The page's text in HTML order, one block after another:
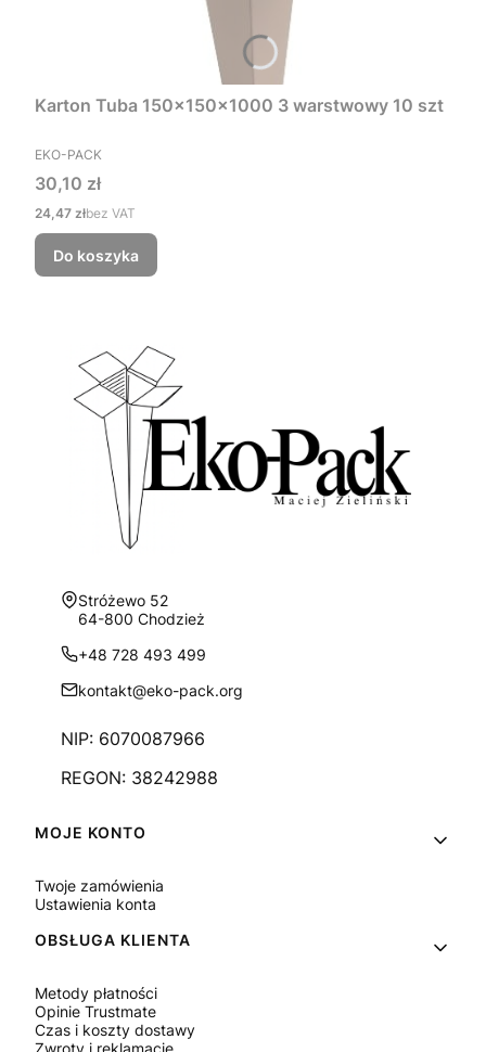
Karton Tuba 150x150x1000 3 warstwowy 10 szt
PRODUCENT
EKO-PACK
Cena
30,10 zł
Cena
24,47 złbez VAT
Do koszyka
Adres:
Stróżewo 52
64-800 Chodzież
+48 728 493 499
kontakt@eko-pack.org
NIP: 6070087966
REGON: 38242988
Linki w stopce
MOJE KONTO
Twoje zamówienia
Ustawienia konta
OBSŁUGA KLIENTA
Metody płatności
Opinie Trustmate
Czas i koszty dostawy
Zwroty i reklamacje